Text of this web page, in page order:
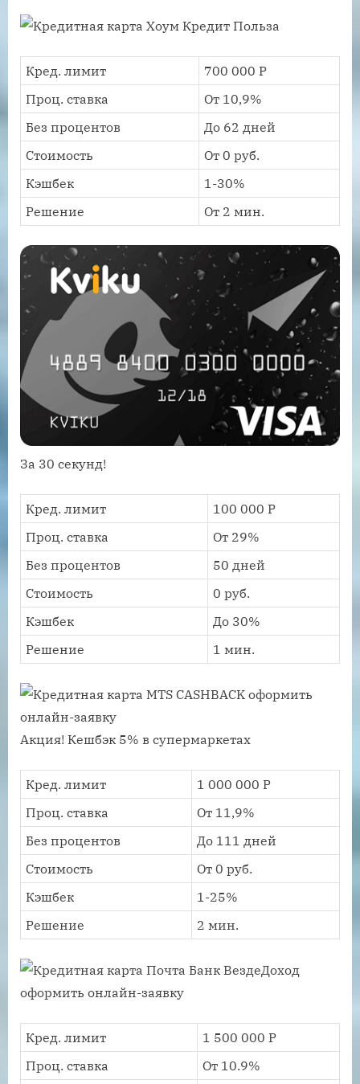
Кред. лимит
700 000 Р
Проц. ставка
От 10,9%
Без процентов
До 62 дней
Стоимость
От 0 руб.
Кэшбек
1-30%
Решение
От 2 мин.
За 30 секунд!
Кред. лимит
100 000 Р
Проц. ставка
От 29%
Без процентов
50 дней
Стоимость
0 руб.
Кэшбек
До 30%
Решение
1 мин.
Акция! Кешбэк 5% в супермаркетах
Кред. лимит
1 000 000 Р
Проц. ставка
От 11,9%
Без процентов
До 111 дней
Стоимость
От 0 руб.
Кэшбек
1-25%
Решение
2 мин.
Кред. лимит
1 500 000 Р
Проц. ставка
От 10.9%